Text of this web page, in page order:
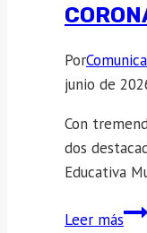
Por
junio de
Con
dos
Educativa
Leer más